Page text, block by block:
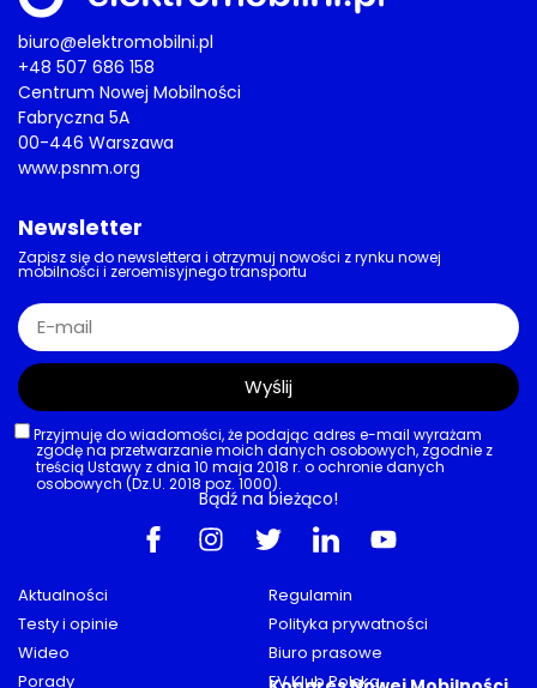
biuro@elektromobilni.pl
+48 507 686 158
Centrum Nowej Mobilności
Fabryczna 5A
00-446 Warszawa
www.psnm.org
Aktualności
Testy i opinie
Wideo
Porady
Regulamin
Polityka prywatności
Biuro prasowe
EV Klub Polska
Newsletter
Zapisz się do newslettera i otrzymuj nowości z rynku nowej
mobilności i zeroemisyjnego transportu
Przyjmuję do wiadomości, że podając adres e-mail wyrażam
zgodę na przetwarzanie moich danych osobowych, zgodnie z
treścią Ustawy z dnia 10 maja 2018 r. o ochronie danych
osobowych (Dz.U. 2018 poz. 1000).
Wyślij
Bądź na bieżąco!